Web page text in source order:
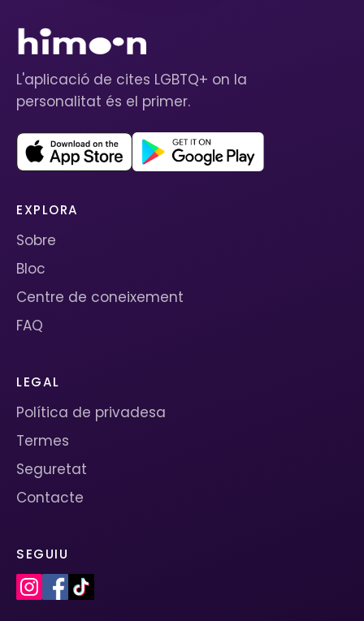
L'aplicació de cites LGBTQ+ on la
personalitat és el primer.
EXPLORA
Sobre
Bloc
Centre de coneixement
FAQ
LEGAL
Política de privadesa
Termes
Seguretat
Contacte
SEGUIU